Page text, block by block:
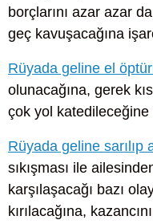
borçlarını azar azar
geç kavuşacağına
Rüyada geline el
olunacağına, gerek
çok yol katedileceğine
Rüyada geline sarılıp
sıkışması ile
karşılaşacağı bazı
kırılacağına,